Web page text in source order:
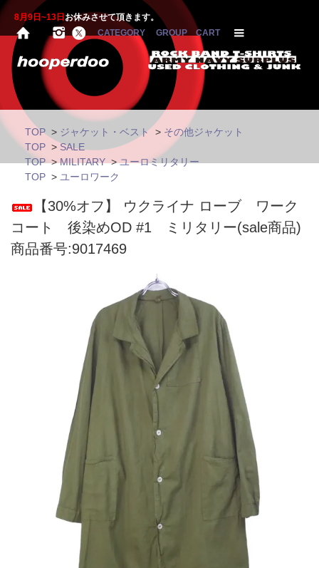
8月9日~13日 お休みさせて頂きます。
CATEGORY
GROUP CART
TOP > ジャケット・ベスト > その他ジャケット
TOP > SALE
TOP >MILITARY >ユーロミリタリー
TOP > ユーロワーク
【30%オフ】 ウクライナ ローブ ワーク
コート 後染めOD #1 ミリタリー(sale商品)
商品番号:9017469